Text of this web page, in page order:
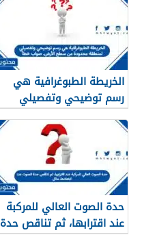
الخريطة الطبوغرافية هي
رسم توضيحي وتفصيلي
لمنطقة محدودة من سطح
الأرض. صواب خطأ
حدة الصوت العالي للمركبة
عند اقترابها، ثم تناقص حدة
الصوت عند ابتعادها، مثال